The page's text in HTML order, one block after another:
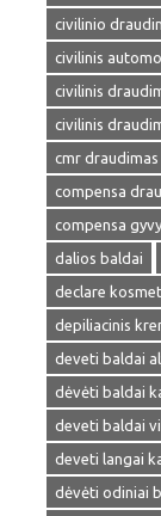
civilinio
civilinis
civilinis
civilinis
cmr draudimas
compensa
compensa
dalios baldai
declare
depiliacinis
deveti baldai
dėvėti baldai
deveti baldai
deveti langai
dėvėti odiniai